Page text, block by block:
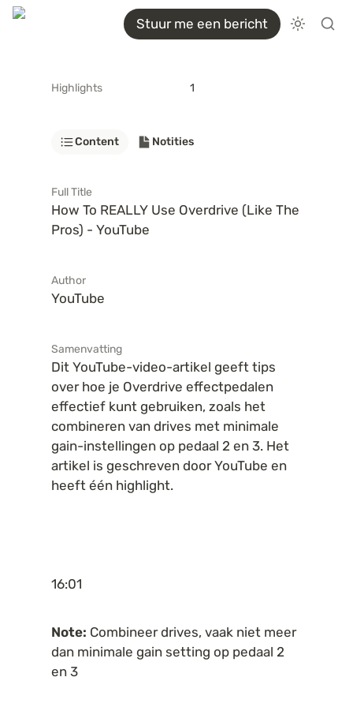
Stuur me een bericht
Highlights 1
Content Notities
Full Title
How To REALLY Use Overdrive (Like The
Pros) - YouTube
Author
YouTube
Samenvatting
Dit YouTube-video-artikel geeft tips
over hoe je Overdrive effectpedalen
effectief kunt gebruiken, zoals het
combineren van drives met minimale
gain-instellingen op pedaal 2 en 3. Het
artikel is geschreven door YouTube en
heeft één highlight.
16:01
Note: Combineer drives, vaak niet meer
dan minimale gain setting op pedaal 2
en 3